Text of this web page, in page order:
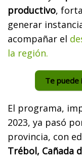
productivo,
generar
acompañar el
la región.
Te puede
El programa,
2023, ya pasó
provincia, con
Trébol, Cañada